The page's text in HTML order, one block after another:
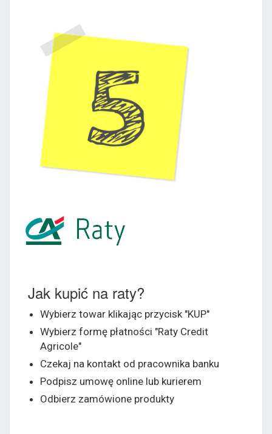
Jak kupić na raty?
Wybierz towar klikając przycisk "KUP"
Wybierz formę płatności "Raty Credit
Agricole"
Czekaj na kontakt od pracownika banku
Podpisz umowę online lub kurierem
Odbierz zamówione produkty